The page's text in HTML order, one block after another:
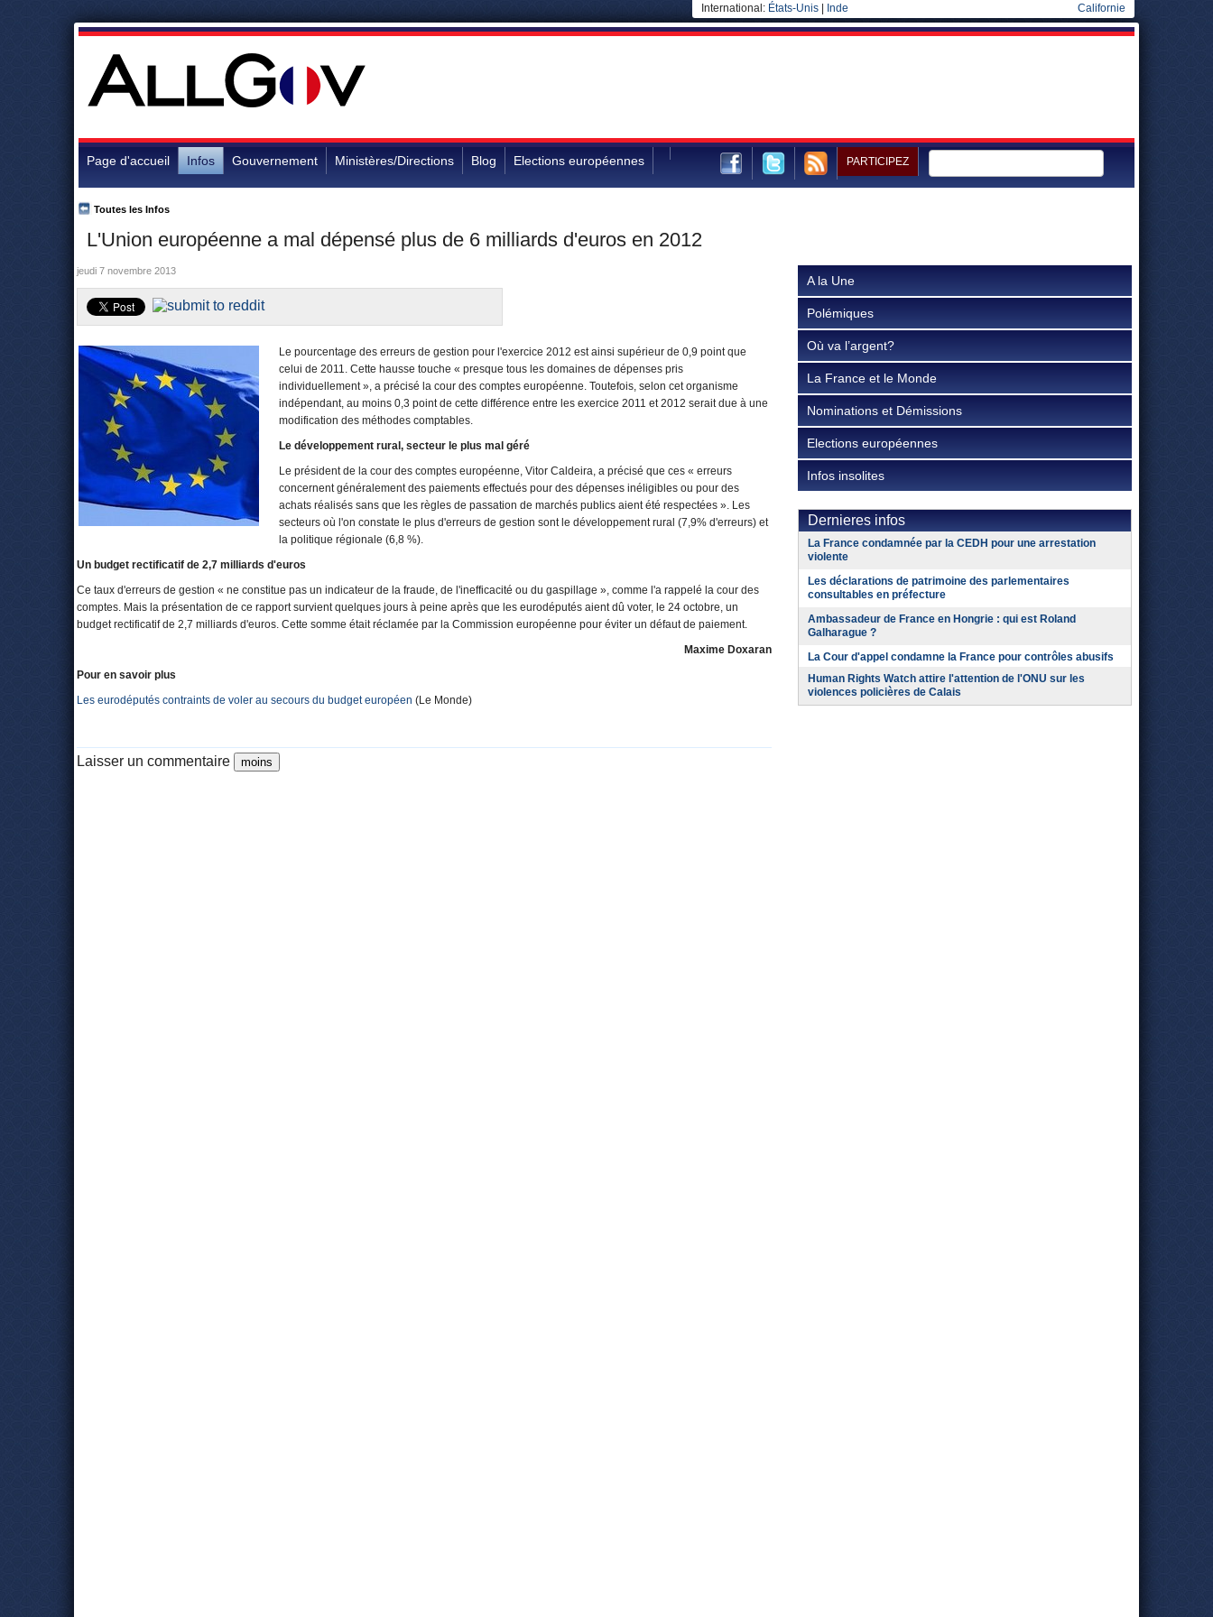
International: États-Unis Inde Californie
Page d'accueil Infos Gouvernement Ministères/Directions Blog Elections européennes PARTICIPEZ
L'Union européenne a mal dépensé plus de 6 milliards d'euros en 2012
Toutes les Infos
jeudi 7 novembre 2013
Le pourcentage des erreurs de gestion pour l'exercice 2012 est ainsi supérieur de 0,9 point que
celui de 2011. Cette hausse touche « presque tous les domaines de dépenses pris
individuellement », a précisé la cour des comptes européenne. Toutefois, selon cet organisme
indépendant, au moins 0,3 point de cette différence entre les exercice 2011 et 2012 serait due à une
modification des méthodes comptables.
Le développement rural, secteur le plus mal géré
Le président de la cour des comptes européenne, Vitor Caldeira, a précisé que ces « erreurs
concernent généralement des paiements effectués pour des dépenses inéligibles ou pour des
achats réalisés sans que les règles de passation de marchés publics aient été respectées ». Les
secteurs où l'on constate le plus d'erreurs de gestion sont le développement rural (7,9% d'erreurs) et
la politique régionale (6,8 %).
Un budget rectificatif de 2,7 milliards d'euros
Ce taux d'erreurs de gestion « ne constitue pas un indicateur de la fraude, de l'inefficacité ou du gaspillage », comme l'a rappelé la cour des
comptes. Mais la présentation de ce rapport survient quelques jours à peine après que les eurodéputés aient dû voter, le 24 octobre, un
budget rectificatif de 2,7 milliards d'euros. Cette somme était réclamée par la Commission européenne pour éviter un défaut de paiement.
Maxime Doxaran
Pour en savoir plus
Les eurodéputés contraints de voler au secours du budget européen (Le Monde)
Laisser un commentaire
A la Une
Polémiques
Où va l’argent?
La France et le Monde
Nominations et Démissions
Elections européennes
Infos insolites
Dernieres infos
La France condamnée par la CEDH pour une arrestation
violente
Les déclarations de patrimoine des parlementaires
consultables en préfecture
Ambassadeur de France en Hongrie : qui est Roland
Galharague ?
La Cour d'appel condamne la France pour contrôles abusifs
Human Rights Watch attire l'attention de l'ONU sur les
violences policières de Calais